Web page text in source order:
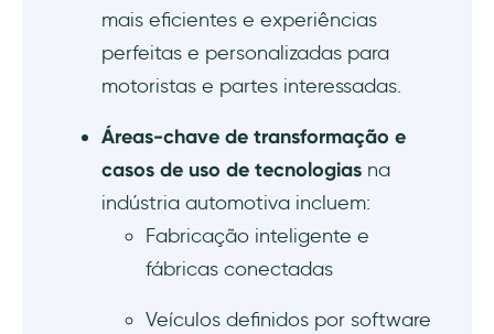
Estratégias Digitais de Go-To-Market (GTM)
(e não apenas para seguradoras)
Veículos Elétricos e Autônomos
Mais Envolvimento de IA (especialmente em
CX, vendas e pós-vendas)
Como a UserGuiding ajuda na
mais eficientes e experiências
perfeitas e personalizadas para
motoristas e partes interessadas.
Áreas-chave de transformação e
casos de uso de tecnologias na
indústria automotiva incluem:
Fabricação inteligente e
fábricas conectadas
Veículos definidos por software